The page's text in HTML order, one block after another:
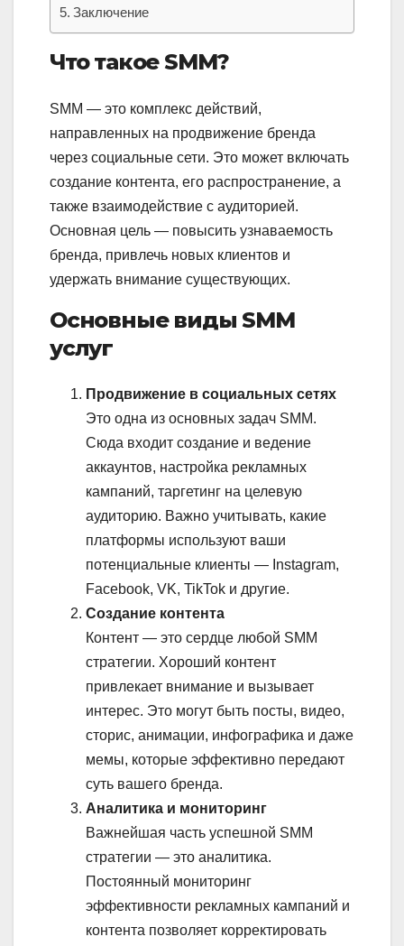
Заключение
Что такое SMM?
SMM — это комплекс действий,
направленных на продвижение бренда
через социальные сети. Это может включать
создание контента, его распространение, а
также взаимодействие с аудиторией.
Основная цель — повысить узнаваемость
бренда, привлечь новых клиентов и
удержать внимание существующих.
Основные виды SMM
услуг
Продвижение в социальных сетях
Это одна из основных задач SMM.
Сюда входит создание и ведение
аккаунтов, настройка рекламных
кампаний, таргетинг на целевую
аудиторию. Важно учитывать, какие
платформы используют ваши
потенциальные клиенты — Instagram,
Facebook, VK, TikTok и другие.
Создание контента
Контент — это сердце любой SMM
стратегии. Хороший контент
привлекает внимание и вызывает
интерес. Это могут быть посты, видео,
сторис, анимации, инфографика и даже
мемы, которые эффективно передают
суть вашего бренда.
Аналитика и мониторинг
Важнейшая часть успешной SMM
стратегии — это аналитика.
Постоянный мониторинг
эффективности рекламных кампаний и
контента позволяет корректировать